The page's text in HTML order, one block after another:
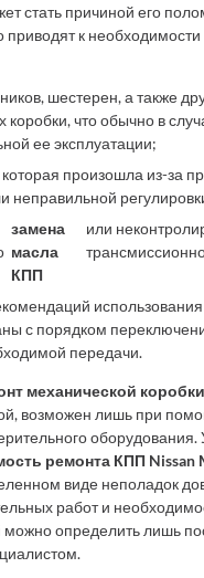
стать причиной его
приводят к необходимости
шестерен, а также
что обычно в
ее эксплуатации;
произошла из-за
неправильной
замена
масла
КПП
или
с порядком
передачи.
механической
возможен лишь при
оборудования.
ремонта КПП Nissan
виде неполадок
работ и
определить лишь